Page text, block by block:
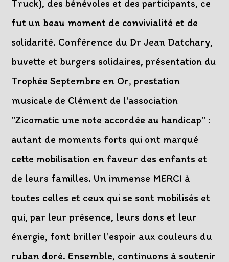
Truck), des bénévoles et des participants, ce
fut un beau moment de convivialité et de
solidarité. Conférence du Dr Jean Datchary,
buvette et burgers solidaires, présentation du
Trophée Septembre en Or, prestation
musicale de Clément de l'association
"Zicomatic une note accordée au handicap" :
autant de moments forts qui ont marqué
cette mobilisation en faveur des enfants et
de leurs familles. Un immense MERCI à
toutes celles et ceux qui se sont mobilisés et
qui, par leur présence, leurs dons et leur
énergie, font briller l’espoir aux couleurs du
ruban doré. Ensemble, continuons à soutenir